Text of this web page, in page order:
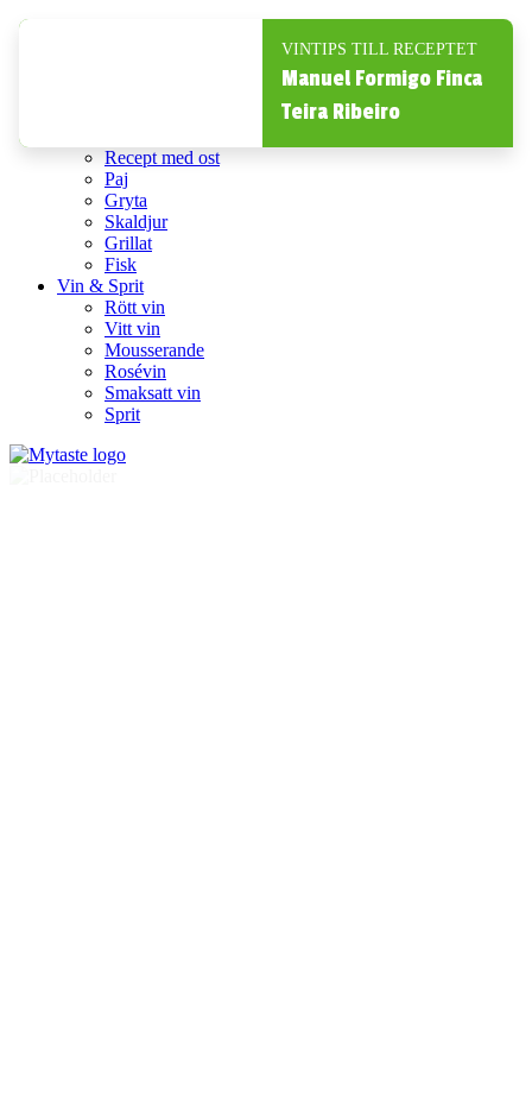
Recept med ost
Paj
Gryta
Skaldjur
Grillat
Fisk
Vin & Sprit
Rött vin
Vitt vin
Mousserande
Rosévin
Smaksatt vin
Sprit
VINTIPS TILL RECEPTET
Manuel Formigo Finca
Teira Ribeiro